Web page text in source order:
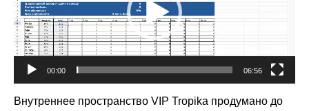
00:00 06:56
Внутреннее пространство VIP Tropika продумано до